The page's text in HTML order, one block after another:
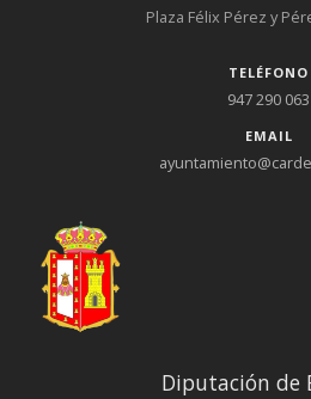
Plaza Félix Pérez y
TELÉFONO
947 290 063
EMAIL
Diputación de